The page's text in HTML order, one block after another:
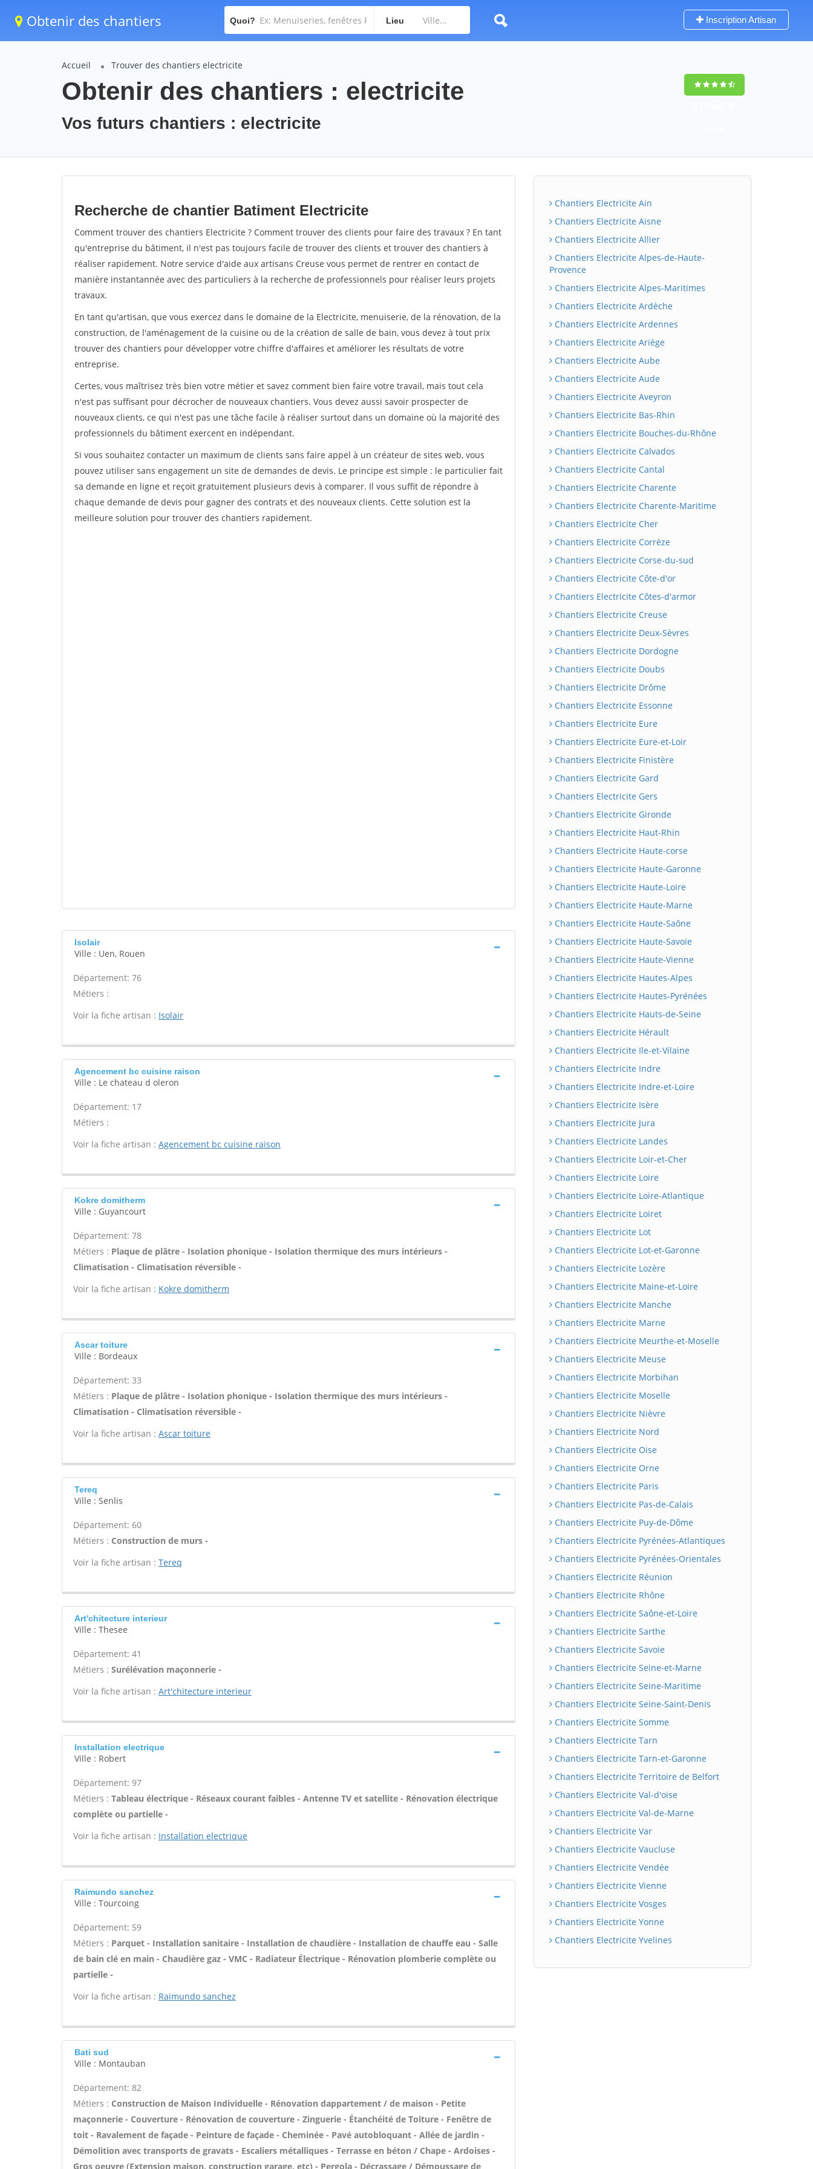
Obtenir des chantiers Quoi? Lieu Inscription Artisan
Accueil Trouver des chantiers electricite
Obtenir des chantiers : electricite
Vos futurs chantiers : electricite
Recherche de chantier Batiment Electricite
Comment trouver des chantiers Electricite ? Comment trouver des clients pour faire des travaux ? En tant
qu'entreprise du bâtiment, il n'est pas toujours facile de trouver des clients et trouver des chantiers à
réaliser rapidement. Notre service d'aide aux artisans Creuse vous permet de rentrer en contact de
manière instantannée avec des particuliers à la recherche de professionnels pour réaliser leurs projets
travaux.
En tant qu'artisan, que vous exercez dans le domaine de la Electricite, menuiserie, de la rénovation, de la
construction, de l'aménagement de la cuisine ou de la création de salle de bain, vous devez à tout prix
trouver des chantiers pour développer votre chiffre d'affaires et améliorer les résultats de votre
entreprise.
Certes, vous maîtrisez très bien votre métier et savez comment bien faire votre travail, mais tout cela
n'est pas suffisant pour décrocher de nouveaux chantiers. Vous devez aussi savoir prospecter de
nouveaux clients, ce qui n'est pas une tâche facile à réaliser surtout dans un domaine où la majorité des
professionnels du bâtiment exercent en indépendant.
Si vous souhaitez contacter un maximum de clients sans faire appel à un créateur de sites web, vous
pouvez utiliser sans engagement un site de demandes de devis. Le principe est simple : le particulier fait
sa demande en ligne et reçoit gratuitement plusieurs devis à comparer. Il vous suffit de répondre à
chaque demande de devis pour gagner des contrats et des nouveaux clients. Cette solution est la
meilleure solution pour trouver des chantiers rapidement.
Isolair
Ville : Uen, Rouen
Département: 76
Métiers :
Voir la fiche artisan : Isolair
Agencement bc cuisine raison
Ville : Le chateau d oleron
Département: 17
Métiers :
Voir la fiche artisan : Agencement bc cuisine raison
Kokre domitherm
Ville : Guyancourt
Département: 78
Métiers : Plaque de plâtre - Isolation phonique - Isolation thermique des murs intérieurs -
Climatisation - Climatisation réversible -
Voir la fiche artisan : Kokre domitherm
Ascar toiture
Ville : Bordeaux
Département: 33
Métiers : Plaque de plâtre - Isolation phonique - Isolation thermique des murs intérieurs -
Climatisation - Climatisation réversible -
Voir la fiche artisan : Ascar toiture
Tereq
Ville : Senlis
Département: 60
Métiers : Construction de murs -
Voir la fiche artisan : Tereq
Art'chitecture interieur
Ville : Thesee
Département: 41
Métiers : Surélévation maçonnerie -
Voir la fiche artisan : Art'chitecture interieur
Installation electrique
Ville : Robert
Département: 97
Métiers : Tableau électrique - Réseaux courant faibles - Antenne TV et satellite - Rénovation électrique
complète ou partielle -
Voir la fiche artisan : Installation electrique
Raimundo sanchez
Ville : Tourcoing
Département: 59
Métiers : Parquet - Installation sanitaire - Installation de chaudière - Installation de chauffe eau - Salle
de bain clé en main - Chaudière gaz - VMC - Radiateur Électrique - Rénovation plomberie complète ou
partielle -
Voir la fiche artisan : Raimundo sanchez
Bati sud
Ville : Montauban
Département: 82
Métiers : Construction de Maison Individuelle - Rénovation dappartement / de maison - Petite
maçonnerie - Couverture - Rénovation de couverture - Zinguerie - Étanchéité de Toiture - Fenêtre de
toit - Ravalement de façade - Peinture de façade - Cheminée - Pavé autobloquant - Allée de jardin -
Démolition avec transports de gravats - Escaliers métalliques - Terrasse en béton / Chape - Ardoises -
Gros oeuvre (Extension maison, construction garage, etc) - Pergola - Décrassage / Démoussage de
Chantiers Electricite Ain
Chantiers Electricite Aisne
Chantiers Electricite Allier
Chantiers Electricite Alpes-de-Haute-
Provence
Chantiers Electricite Alpes-Maritimes
Chantiers Electricite Ardèche
Chantiers Electricite Ardennes
Chantiers Electricite Ariège
Chantiers Electricite Aube
Chantiers Electricite Aude
Chantiers Electricite Aveyron
Chantiers Electricite Bas-Rhin
Chantiers Electricite Bouches-du-Rhône
Chantiers Electricite Calvados
Chantiers Electricite Cantal
Chantiers Electricite Charente
Chantiers Electricite Charente-Maritime
Chantiers Electricite Cher
Chantiers Electricite Corrèze
Chantiers Electricite Corse-du-sud
Chantiers Electricite Côte-d'or
Chantiers Electricite Côtes-d'armor
Chantiers Electricite Creuse
Chantiers Electricite Deux-Sèvres
Chantiers Electricite Dordogne
Chantiers Electricite Doubs
Chantiers Electricite Drôme
Chantiers Electricite Essonne
Chantiers Electricite Eure
Chantiers Electricite Eure-et-Loir
Chantiers Electricite Finistère
Chantiers Electricite Gard
Chantiers Electricite Gers
Chantiers Electricite Gironde
Chantiers Electricite Haut-Rhin
Chantiers Electricite Haute-corse
Chantiers Electricite Haute-Garonne
Chantiers Electricite Haute-Loire
Chantiers Electricite Haute-Marne
Chantiers Electricite Haute-Saône
Chantiers Electricite Haute-Savoie
Chantiers Electricite Haute-Vienne
Chantiers Electricite Hautes-Alpes
Chantiers Electricite Hautes-Pyrénées
Chantiers Electricite Hauts-de-Seine
Chantiers Electricite Hérault
Chantiers Electricite Ile-et-Vilaine
Chantiers Electricite Indre
Chantiers Electricite Indre-et-Loire
Chantiers Electricite Isère
Chantiers Electricite Jura
Chantiers Electricite Landes
Chantiers Electricite Loir-et-Cher
Chantiers Electricite Loire
Chantiers Electricite Loire-Atlantique
Chantiers Electricite Loiret
Chantiers Electricite Lot
Chantiers Electricite Lot-et-Garonne
Chantiers Electricite Lozère
Chantiers Electricite Maine-et-Loire
Chantiers Electricite Manche
Chantiers Electricite Marne
Chantiers Electricite Meurthe-et-Moselle
Chantiers Electricite Meuse
Chantiers Electricite Morbihan
Chantiers Electricite Moselle
Chantiers Electricite Nièvre
Chantiers Electricite Nord
Chantiers Electricite Oise
Chantiers Electricite Orne
Chantiers Electricite Paris
Chantiers Electricite Pas-de-Calais
Chantiers Electricite Puy-de-Dôme
Chantiers Electricite Pyrénées-Atlantiques
Chantiers Electricite Pyrénées-Orientales
Chantiers Electricite Réunion
Chantiers Electricite Rhône
Chantiers Electricite Saône-et-Loire
Chantiers Electricite Sarthe
Chantiers Electricite Savoie
Chantiers Electricite Seine-et-Marne
Chantiers Electricite Seine-Maritime
Chantiers Electricite Seine-Saint-Denis
Chantiers Electricite Somme
Chantiers Electricite Tarn
Chantiers Electricite Tarn-et-Garonne
Chantiers Electricite Territoire de Belfort
Chantiers Electricite Val-d'oise
Chantiers Electricite Val-de-Marne
Chantiers Electricite Var
Chantiers Electricite Vaucluse
Chantiers Electricite Vendée
Chantiers Electricite Vienne
Chantiers Electricite Vosges
Chantiers Electricite Yonne
Chantiers Electricite Yvelines